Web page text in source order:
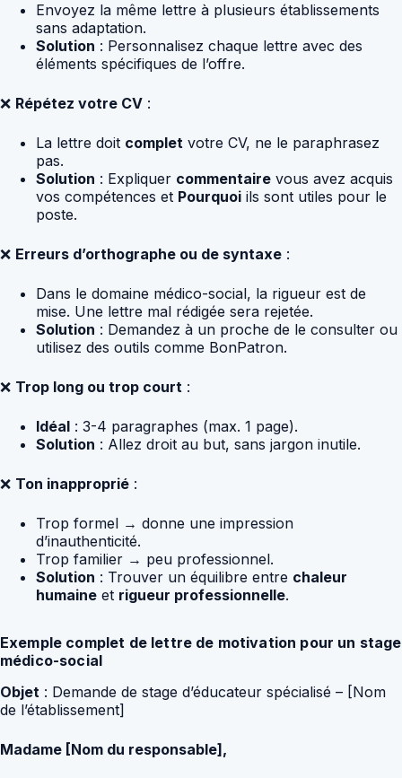
Envoyez la même lettre à plusieurs établissements
sans adaptation.
Solution : Personnalisez chaque lettre avec des
éléments spécifiques de l’offre.
❌ Répétez votre CV :
La lettre doit complet votre CV, ne le paraphrasez
pas.
Solution : Expliquer commentaire vous avez acquis
vos compétences et Pourquoi ils sont utiles pour le
poste.
❌ Erreurs d’orthographe ou de syntaxe :
Dans le domaine médico-social, la rigueur est de
mise. Une lettre mal rédigée sera rejetée.
Solution : Demandez à un proche de le consulter ou
utilisez des outils comme BonPatron.
❌ Trop long ou trop court :
Idéal : 3-4 paragraphes (max. 1 page).
Solution : Allez droit au but, sans jargon inutile.
❌ Ton inapproprié :
Trop formel → donne une impression
d’inauthenticité.
Trop familier → peu professionnel.
Solution : Trouver un équilibre entre chaleur
humaine et rigueur professionnelle.
Exemple complet de lettre de motivation pour un stage
médico-social
Objet : Demande de stage d’éducateur spécialisé – [Nom
de l’établissement]
Madame [Nom du responsable],